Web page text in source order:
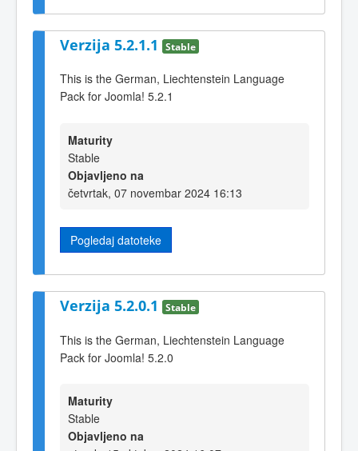
Verzija 5.2.1.1 Stable
This is the German, Liechtenstein Language
Pack for Joomla! 5.2.1
Maturity
Stable
Objavljeno na
četvrtak, 07 novembar 2024 16:13
Pogledaj datoteke
Verzija 5.2.0.1 Stable
This is the German, Liechtenstein Language
Pack for Joomla! 5.2.0
Maturity
Stable
Objavljeno na